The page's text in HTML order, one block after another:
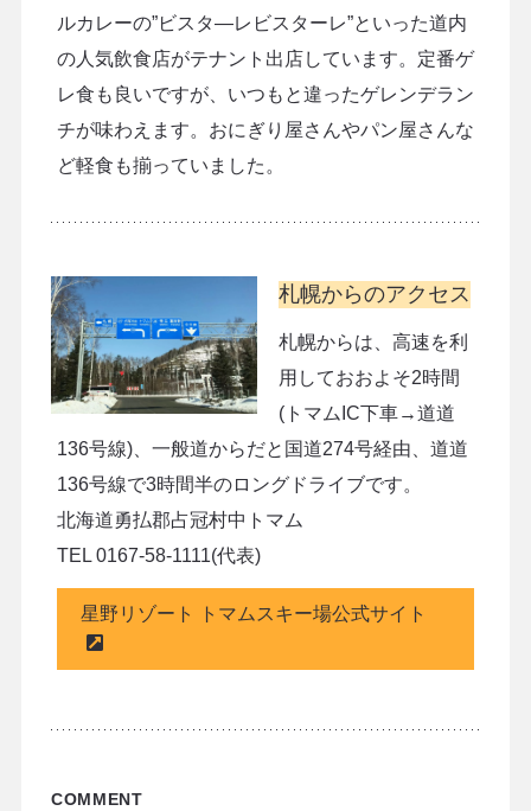
ルカレーの”ビスタ―レビスターレ”といった道内
の人気飲食店がテナント出店しています。定番ゲ
レ食も良いですが、いつもと違ったゲレンデラン
チが味わえます。おにぎり屋さんやパン屋さんな
ど軽食も揃っていました。
札幌からのアクセス
札幌からは、高速を利
用しておおよそ2時間
(トマムIC下車→道道
136号線)、一般道からだと国道274号経由、道道
136号線で3時間半のロングドライブです。
北海道勇払郡占冠村中トマム
TEL 0167-58-1111(代表)
星野リゾート トマムスキー場公式サイト
COMMENT